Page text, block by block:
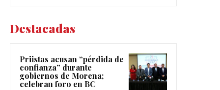
Destacadas
Priistas acusan “pérdida de
confianza” durante
gobiernos de Morena;
celebran foro en BC